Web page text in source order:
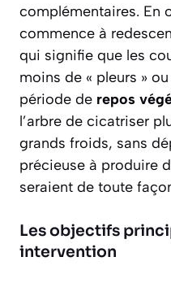
complémentaires. En
commence à
qui signifie que les
moins de « pleurs »
période de repos
l’arbre de cicatriser
grands froids, sans
précieuse à produire
seraient de toute
Les objectifs
intervention